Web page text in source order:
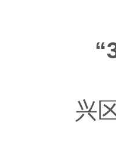
兴